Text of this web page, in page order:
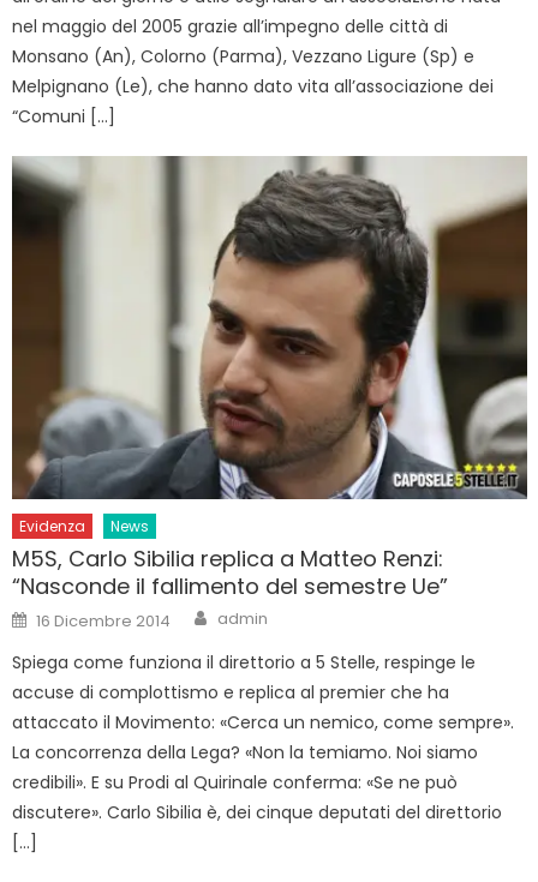
nel maggio del 2005 grazie all’impegno delle città di
Monsano (An), Colorno (Parma), Vezzano Ligure (Sp) e
Melpignano (Le), che hanno dato vita all’associazione dei
“Comuni […]
Evidenza News
M5S, Carlo Sibilia replica a Matteo Renzi:
“Nasconde il fallimento del semestre Ue”
Posted
on
16 Dicembre 2014 Author
admin
Spiega come funziona il direttorio a 5 Stelle, respinge le
accuse di complottismo e replica al premier che ha
attaccato il Movimento: «Cerca un nemico, come sempre».
La concorrenza della Lega? «Non la temiamo. Noi siamo
credibili». E su Prodi al Quirinale conferma: «Se ne può
discutere». Carlo Sibilia è, dei cinque deputati del direttorio
[…]